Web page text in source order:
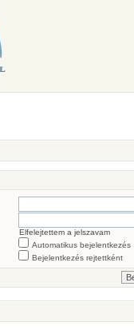
Elfelejtettem a jelszavam
Automatikus bejelentkezés
Bejelentkezés rejtettként